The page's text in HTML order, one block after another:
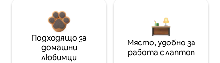
Подходящо за
домашни
любимци
Място, удобно за
работа с лаптоп